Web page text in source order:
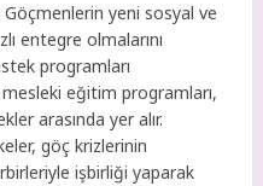
Göçmenlerin yeni sosyal ve
entegre olmalarını
programları
eğitim programları,
arasında yer alır.
göç krizlerinin
işbirliği yaparak